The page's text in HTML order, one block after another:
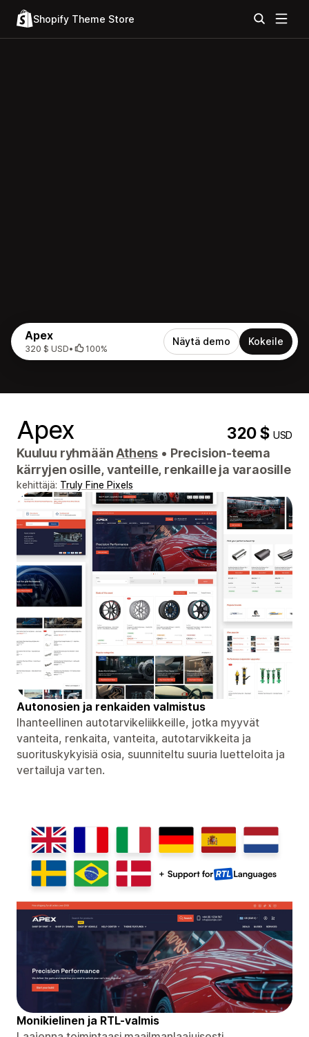
Shopify Theme Store
Apex
320 $ USD• 100%
Näytä demo Kokeile
Apex 320 $USD
Kuuluu ryhmäänAthens • Precision-teema
kärryjen osille, vanteille, renkaille ja varaosille
kehittäjä: Truly Fine Pixels
Autonosien ja renkaiden valmistus
Ihanteellinen autotarvikeliikkeille, jotka myyvät
vanteita, renkaita, vanteita, autotarvikkeita ja
suorituskykyisiä osia, suunniteltu suuria luetteloita ja
vertailuja varten.
Monikielinen ja RTL-valmis